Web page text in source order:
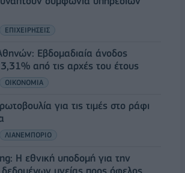
ΕΠΙΧΕΙΡΗΣΕΙΣ
Εβδομαδιαία άνοδος
από τις αρχές του έτους
ΟΙΚΟΝΟΜΙΑ
για τις τιμές στο ράφι
ΛΙΑΝΕΜΠΟΡΙΟ
Η εθνική υποδομή για την
δεδομένων υγείας προς όφελος